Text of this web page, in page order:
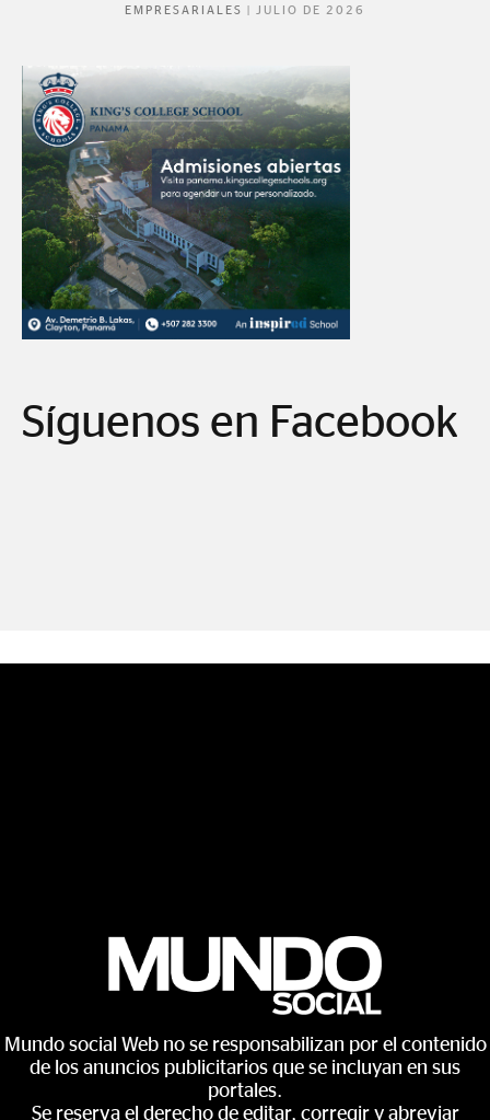
EMPRESARIALES JULIO DE 2026
Síguenos en Facebook
Mundo social Web no se responsabilizan por el contenido
de los anuncios publicitarios que se incluyan en sus
portales.
Se reserva el derecho de editar, corregir y abreviar